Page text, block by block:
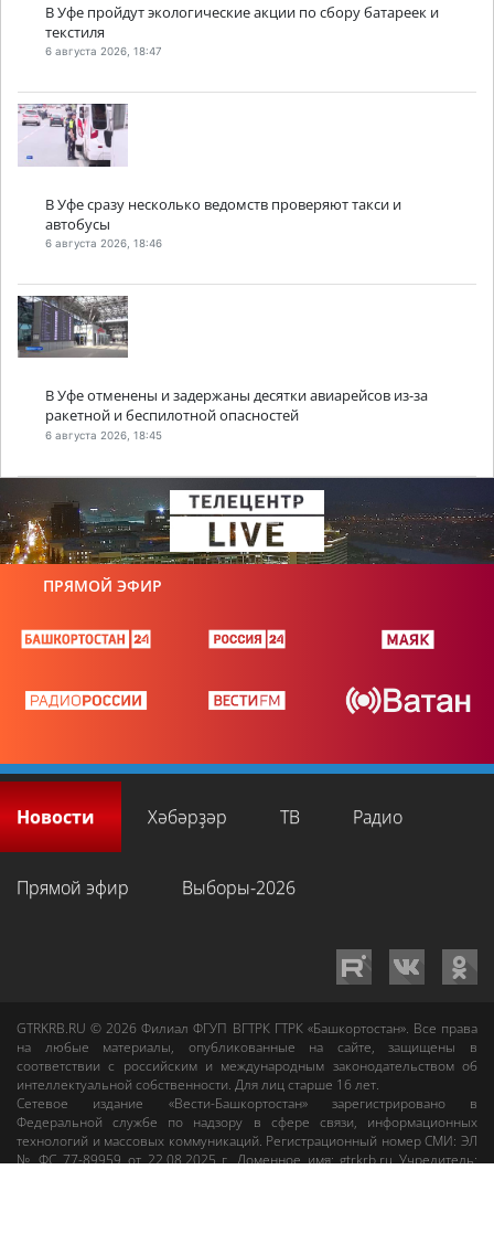
В Уфе пройдут экологические акции по сбору батареек и
текстиля
6 августа 2026, 18:47
В Уфе сразу несколько ведомств проверяют такси и
автобусы
6 августа 2026, 18:46
В Уфе отменены и задержаны десятки авиарейсов из-за
ракетной и беспилотной опасностей
6 августа 2026, 18:45
ПРЯМОЙ ЭФИР
Новости Хәбәрҙәр ТВ Радио
Прямой эфир Выборы-2026
GTRKRB.RU © 2026Филиал ФГУП ВГТРК ГТРК «Башкортостан». Все права
на любые материалы, опубликованные на сайте, защищены в
соответствии с российским и международным законодательством об
интеллектуальной собственности. Для лиц старше 16 лет.
Сетевое издание «Вести-Башкортостан»зарегистрировано в
Федеральной службе по надзору в сфере связи, информационных
технологий и массовых коммуникаций. Регистрационный номер СМИ: ЭЛ
№ ФС 77-89959 от 22.08.2025 г. Доменное имя:gtrkrb.ruУчредитель: